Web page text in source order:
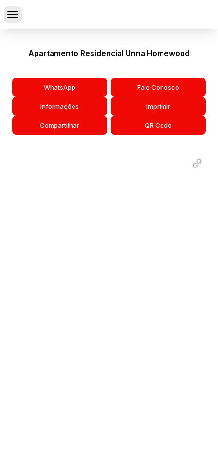
Apartamento Residencial Unna Homewood
WhatsApp Fale Conosco
Informações Imprimir
Compartilhar QR Code